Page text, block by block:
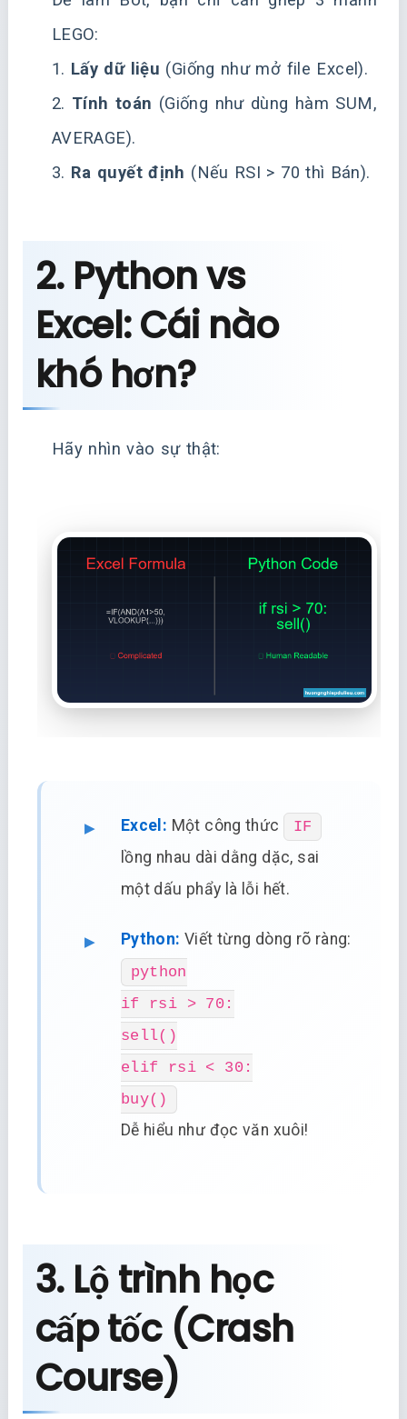
LEGO:
1. Lấy dữ liệu (Giống như mở file Excel).
2. Tính toán (Giống như dùng hàm SUM,
AVERAGE).
3. Ra quyết định (Nếu RSI > 70 thì Bán).
2. Python vs
Excel: Cái nào
khó hơn?
Hãy nhìn vào sự thật:
Excel: Một công thức IF
lồng nhau dài dằng dặc, sai
một dấu phẩy là lỗi hết.
Python: Viết từng dòng rõ ràng:
python
if rsi > 70:
sell()
elif rsi < 30:
buy()
Dễ hiểu như đọc văn xuôi!
3. Lộ trình học
cấp tốc (Crash
Course)